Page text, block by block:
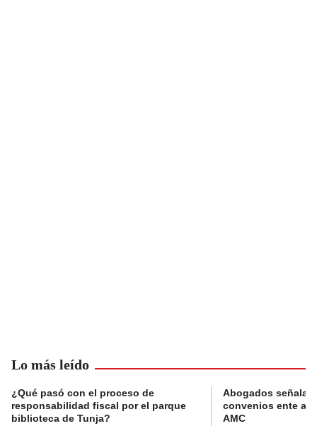
Lo más leído
¿Qué pasó con el proceso de
responsabilidad fiscal por el parque
biblioteca de Tunja?
Abogados
convenios ente
AMC